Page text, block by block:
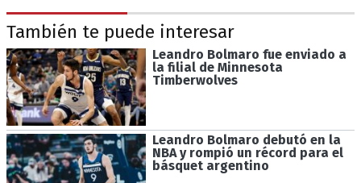
También te puede interesar
Leandro Bolmaro fue enviado a
la filial de Minnesota
Timberwolves
Leandro Bolmaro debutó en la
NBA y rompió un récord para el
básquet argentino